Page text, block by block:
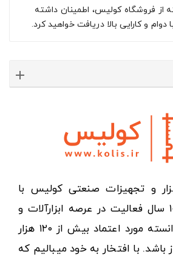
از فروشگاه کولیس، اطمینان داشته
و کارایی بالا دریافت خواهید کرد.
و تجهیزات صنعتی کولیس با
افتخار نزدیک به ۱۰ سال فعالیت در عرصه ابزارآلات و
کالاهای صنعتی توانسته مورد اعتماد بیش از ۱۲۰ هزار
باشد. با افتخار به خود میبالیم که